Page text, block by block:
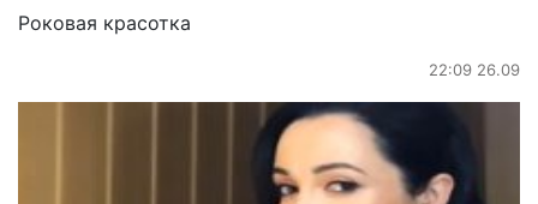
Роковая красотка
22:09 26.09